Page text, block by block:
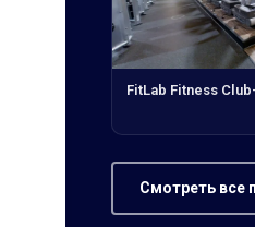
FitLab Fitness
Смотреть все